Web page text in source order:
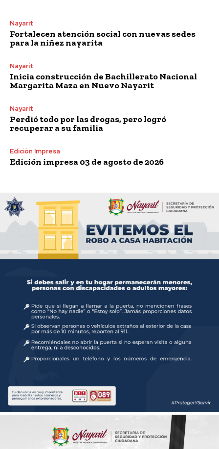
Nayarit
Fortalecen atención social con nuevas sedes
para la niñez nayarita
Nayarit
Inicia construcción de Bachillerato Nacional
Margarita Maza en Nuevo Nayarit
Nayarit
Perdió todo por las drogas, pero logró
recuperar a su familia
Edición Impresa
Edición impresa 03 de agosto de 2026